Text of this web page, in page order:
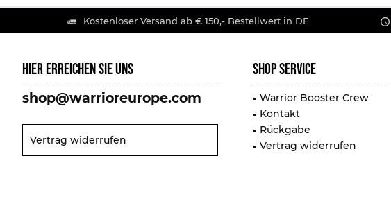
Kostenloser Versand ab € 150,- Bestellwert in DE
HIER ERREICHEN SIE UNS
shop@warrioreurope.com
Vertrag widerrufen
SHOP SERVICE
Warrior Booster Crew
Kontakt
Rückgabe
Vertrag widerrufen